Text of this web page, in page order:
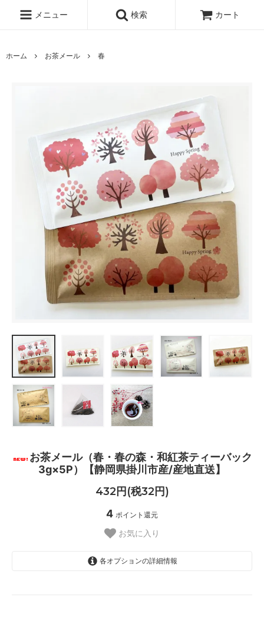
メニュー 検索 カート
ホーム お茶メール 春
お茶メール（春・春の森・和紅茶ティーバック
3g×5P）【静岡県掛川市産/産地直送】
432円(税32円)
4 ポイント還元
お気に入り
各オプションの詳細情報